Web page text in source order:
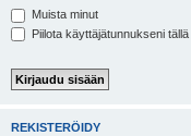
Muista minut
Piilota käyttäjätunnukseni
REKISTERÖIDY